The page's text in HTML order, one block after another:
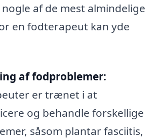
af de mest almindelige
en fodterapeut kan yde
af fodproblemer:
er trænet i at
og behandle forskellige
såsom plantar fasciitis,